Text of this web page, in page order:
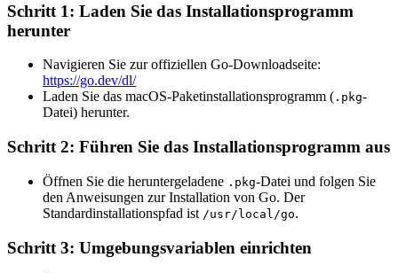
Schritt 1: Laden Sie das Installationsprogramm
herunter
Navigieren Sie zur offiziellen Go-Downloadseite:
https://go.dev/dl/
Laden Sie das macOS-Paketinstallationsprogramm ( .pkg-
Datei) herunter.
Schritt 2: Führen Sie das Installationsprogramm aus
Öffnen Sie die heruntergeladene .pkg-Datei und folgen Sie
den Anweisungen zur Installation von Go. Der
Standardinstallationspfad ist /usr/local/go.
Schritt 3: Umgebungsvariablen einrichten